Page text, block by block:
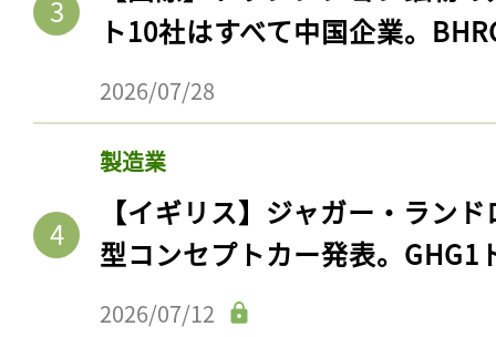
ト10社はすべて中国企業。
2026/07/28
製造業
【イギリス】ジャガー・ラン
型コンセプトカー発表。GHG1
2026/07/12